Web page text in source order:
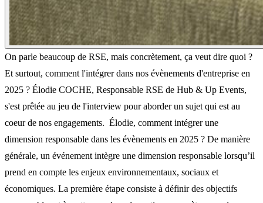
On parle beaucoup de RSE, mais concrètement, ça veut dire quoi ?
Et surtout, comment l'intégrer dans nos évènements d'entreprise en
2025 ? Élodie COCHE, Responsable RSE de Hub & Up Events,
s'est prêtée au jeu de l'interview pour aborder un sujet qui est au
coeur de nos engagements. ‍ Élodie, comment intégrer une
dimension responsable dans les évènements en 2025 ? De manière
générale, un événement intègre une dimension responsable lorsqu’il
prend en compte les enjeux environnementaux, sociaux et
économiques. La première étape consiste à définir des objectifs